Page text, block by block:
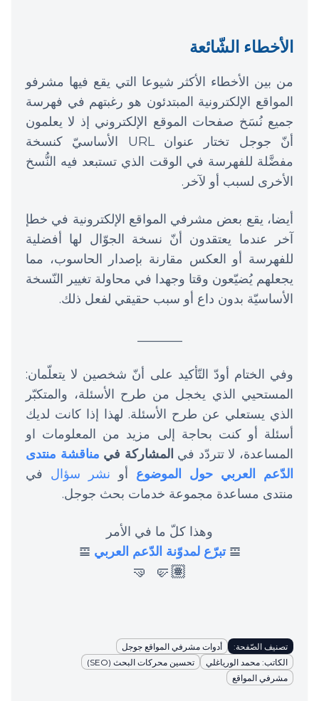
الأخطاء الشّائعة
من بين الأخطاء الأكثر شيوعا التي يقع فيها مشرفو
المواقع الإلكترونية المبتدئون هو رغبتهم في فهرسة
جميع نُسَخ صفحات الموقع الإلكتروني إذ لا يعلمون
أنّ جوجل تختار عنوان URL الأساسيّ كنسخة
مفضَّلة للفهرسة في الوقت الذي تستبعد فيه النُّسخ
الأخرى لسبب أو لآخر.
أيضا، يقع بعض مشرفي المواقع الإلكترونية في خطإ
آخر عندما يعتقدون أنّ نسخة الجوّال لها أفضلية
للفهرسة أو العكس مقارنة بإصدار الحاسوب، مما
يجعلهم يُضيّعون وقتا وجهدا في محاولة تغيير النّسخة
الأساسيّة بدون داع أو سبب حقيقي لفعل ذلك.
وفي الختام أودّ التّأكيد على أنّ شخصين لا يتعلّمان:
المستحيي الذي يخجل من طرح الأسئلة، والمتكبّر
الذي يستعلي عن طرح الأسئلة. لهذا إذا كانت لديك
أسئلة أو كنت بحاجة إلى مزيد من المعلومات او
المساعدة، لا تتردّد في المشاركة في مناقشة منتدى
الدّعم العربي حول الموضوع أو نشر سؤال في
منتدى مساعدة مجموعة خدمات بحث جوجل.
وهذا كلّ ما في الأمر
𝌘تبرّع لمدوّنة الدّعم العربي 𝌘
🤛🏽 🤜
تصنيف الصّفحة:
أدوات مشرفي المواقع جوجل
الكاتب: محمد الورياغلي
تحسين محركات البحث (SEO)
مشرفي المواقع